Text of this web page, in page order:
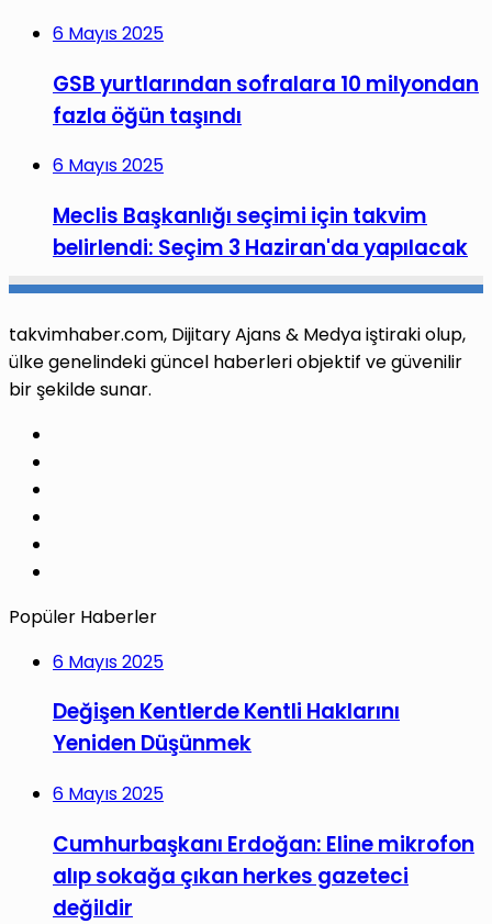
6 Mayıs 2025
GSB yurtlarından sofralara 10 milyondan
fazla öğün taşındı
6 Mayıs 2025
Meclis Başkanlığı seçimi için takvim
belirlendi: Seçim 3 Haziran'da yapılacak
takvimhaber.com, Dijitary Ajans & Medya iştiraki olup,
ülke genelindeki güncel haberleri objektif ve güvenilir
bir şekilde sunar.
Popüler Haberler
6 Mayıs 2025
Değişen Kentlerde Kentli Haklarını
Yeniden Düşünmek
6 Mayıs 2025
Cumhurbaşkanı Erdoğan: Eline mikrofon
alıp sokağa çıkan herkes gazeteci
değildir